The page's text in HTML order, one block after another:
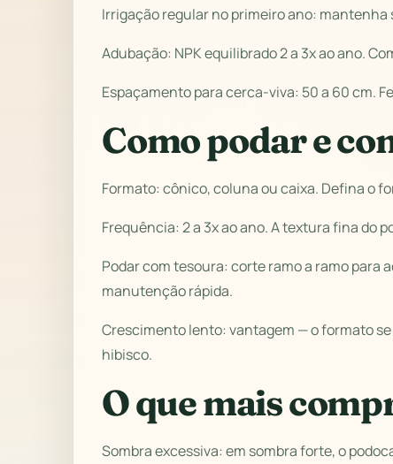
Irrigação regular no primeiro ano:
Adubação: NPK equilibrado 2 a 3x ao ano.
Espaçamento para cerca-viva: 50 a 60 cm.
Como podar e
Formato: cônico, coluna ou caixa. Defina o
Frequência: 2 a 3x ao ano. A textura fina do
Podar com tesoura: corte ramo a ramo
manutenção rápida.
Crescimento lento: vantagem — o formato
hibisco.
O que mais
Sombra excessiva: em sombra forte, o